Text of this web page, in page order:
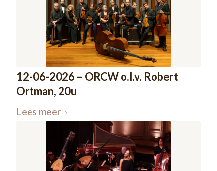
12-06-2026 – ORCW o.l.v. Robert
Ortman, 20u
Lees meer